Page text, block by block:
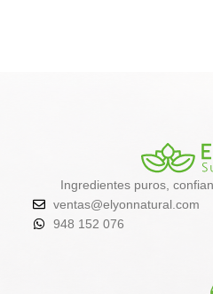
Ingredientes puros,
ventas@elyonnatural.com
948 152 076